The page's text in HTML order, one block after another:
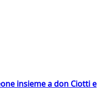
insieme a don Ciotti e